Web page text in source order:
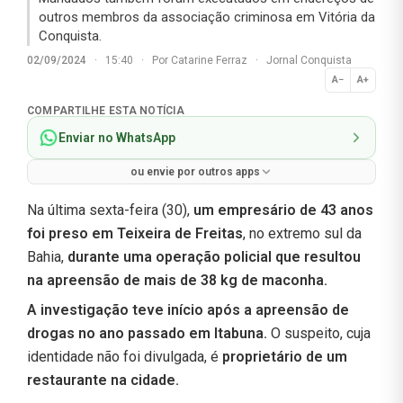
outros membros da associação criminosa em Vitória da
Conquista.
02/09/2024 · 15:40 · Por Catarine Ferraz · Jornal Conquista
A− A+
Normal
COMPARTILHE ESTA NOTÍCIA
Enviar no WhatsApp
ou envie por outros apps
Na última sexta-feira (30), um empresário de 43 anos
foi preso em Teixeira de Freitas, no extremo sul da
Bahia, durante uma operação policial que resultou
na apreensão de mais de 38 kg de maconha.
A investigação teve início após a apreensão de
drogas no ano passado em Itabuna. O suspeito, cuja
identidade não foi divulgada, é proprietário de um
restaurante na cidade.